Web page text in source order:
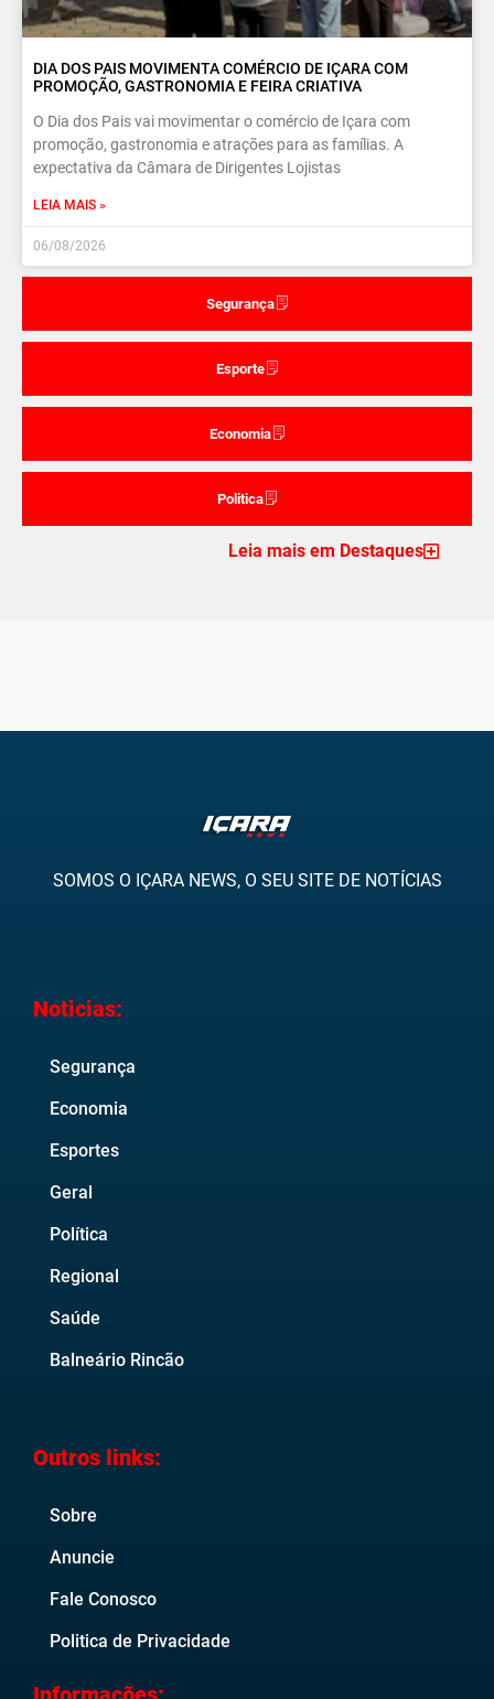
Segurança
Esporte
Economia
Politica
DIA DOS PAIS MOVIMENTA COMÉRCIO DE IÇARA COM
PROMOÇÃO, GASTRONOMIA E FEIRA CRIATIVA
O Dia dos Pais vai movimentar o comércio de Içara com
promoção, gastronomia e atrações para as famílias. A
expectativa da Câmara de Dirigentes Lojistas
LEIA MAIS »
06/08/2026
Leia mais em Destaques
SOMOS O IÇARA NEWS, O SEU SITE DE NOTÍCIAS
Noticias:
Segurança
Economia
Esportes
Geral
Política
Regional
Saúde
Balneário Rincão
Outros links:
Sobre
Anuncie
Fale Conosco
Politica de Privacidade